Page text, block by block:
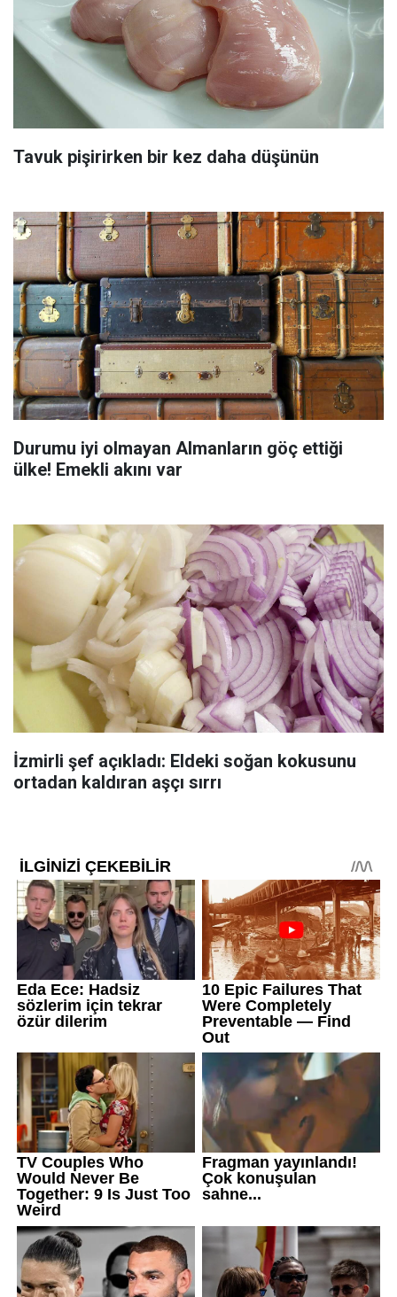
Tavuk pişirirken bir kez daha düşünün
Durumu iyi olmayan Almanların göç ettiği
ülke! Emekli akını var
İzmirli şef açıkladı: Eldeki soğan kokusunu
ortadan kaldıran aşçı sırrı